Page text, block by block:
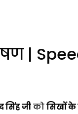
|
सिंह जीकोसिखों